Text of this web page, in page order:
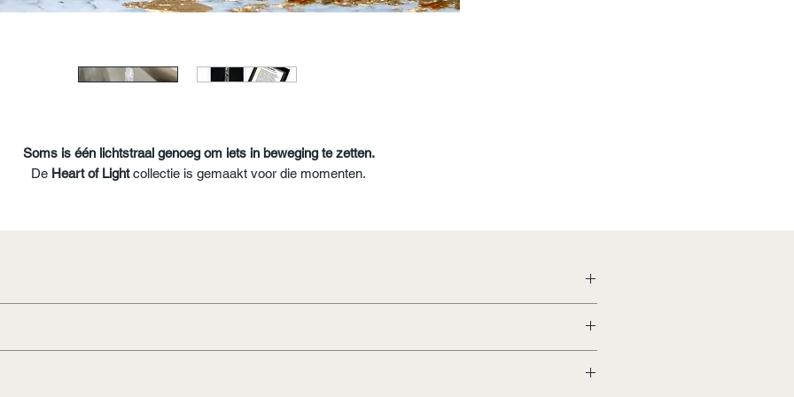
Soms is één lichtstraal genoeg om iets in beweging te zetten.
De Heart of Lightcollectie is gemaakt voor die momenten.